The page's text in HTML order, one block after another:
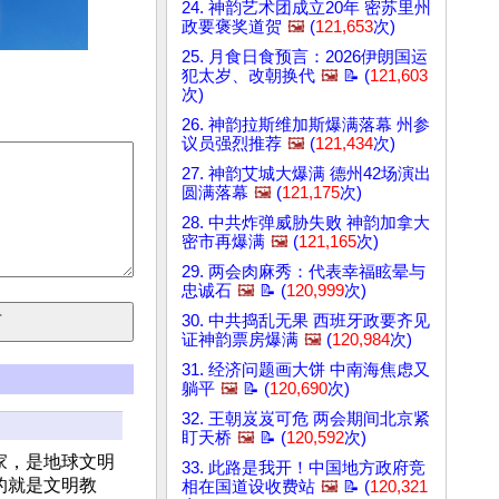
，是地球文明
就是文明教
24. 神韵艺术团成立20年 密苏里州
政要褒奖道贺 🖼️ (121,653次)
25. 月食日食预言：2026伊朗国运
犯太岁、改朝换代 🖼️ 📝 (121,603
次)
26. 神韵拉斯维加斯爆满落幕 州参
议员强烈推荐 🖼️ (121,434次)
27. 神韵艾城大爆满 德州42场演出
圆满落幕 🖼️ (121,175次)
28. 中共炸弹威胁失败 神韵加拿大
密市再爆满 🖼️ (121,165次)
29. 两会肉麻秀：代表幸福眩晕与
忠诚石 🖼️ 📝 (120,999次)
30. 中共捣乱无果 西班牙政要齐见
证神韵票房爆满 🖼️ (120,984次)
31. 经济问题画大饼 中南海焦虑又
躺平 🖼️ 📝 (120,690次)
32. 王朝岌岌可危 两会期间北京紧
盯天桥 🖼️ 📝 (120,592次)
33. 此路是我开！中国地方政府竞
相在国道设收费站 🖼️ 📝 (120,321